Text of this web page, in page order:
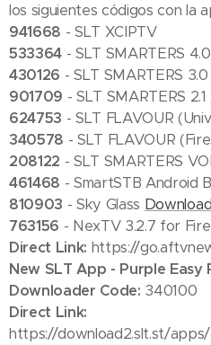
los siguientes códigos con la
941668 - SLT XCIPTV
533364 - SLT SMARTERS 4.0
430126 - SLT SMARTERS 3.0
901709 - SLT SMARTERS 2.1
624753 - SLT FLAVOUR
340578 - SLT FLAVOUR
208122 - SLT SMARTERS
461468 - SmartSTB Android
810903 - Sky Glass Download
763156 - NexTV 3.2.7 for
Direct Link: https://
New SLT App - Purple Easy
Downloader Code: 340100
Direct Link:
https://download2.slt.st/